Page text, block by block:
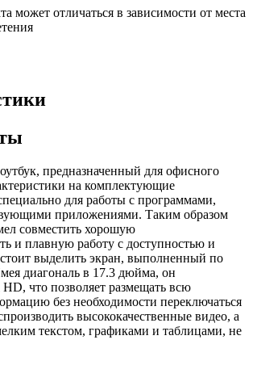
может отличаться в зависимости от места
предназначенный для офисного
на комплектующие
для работы с программами,
приложениями. Таким образом
совместить хорошую
и плавную работу с доступностью и
выделить экран, выполненный по
диагональ в 17.3 дюйма, он
что позволяет размещать всю
без необходимости переключаться
высококачественные видео, а
текстом, графиками и таблицами, не